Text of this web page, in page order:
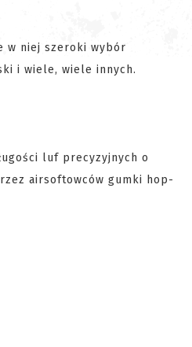
w niej szeroki wybór
i wiele, wiele innych.
luf precyzyjnych o
airsoftowców gumki hop-